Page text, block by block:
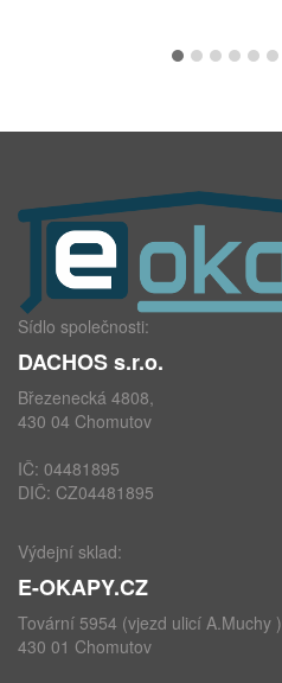
Sídlo společnosti:
DACHOS s.r.o.
Březenecká 4808,
430 04 Chomutov
IČ: 04481895
DIČ: CZ04481895
Výdejní sklad:
E-OKAPY.CZ
Tovární 5954 (vjezd ulicí A.Muchy )
430 01 Chomutov